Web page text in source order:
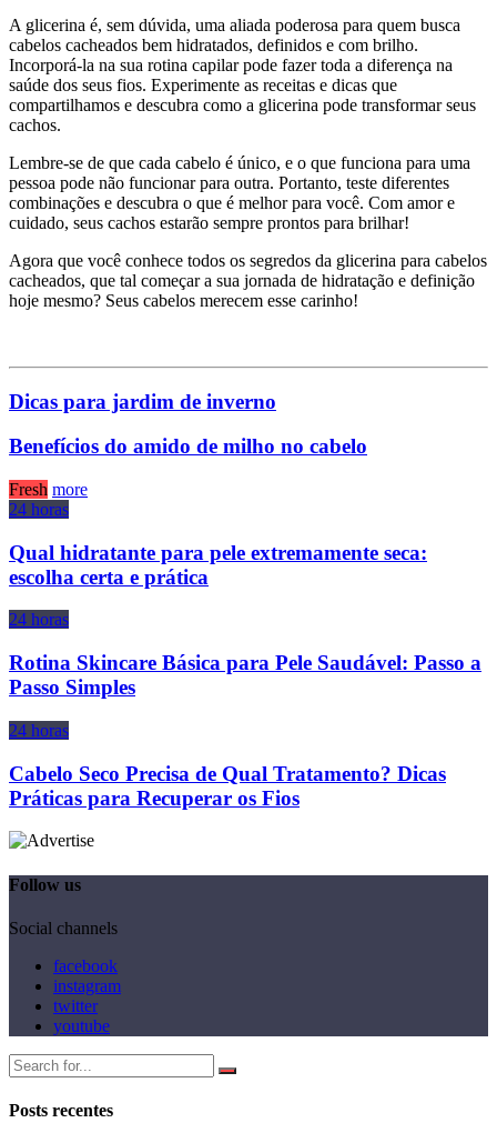
A glicerina é, sem dúvida, uma aliada poderosa para quem busca
cabelos cacheados bem hidratados, definidos e com brilho.
Incorporá-la na sua rotina capilar pode fazer toda a diferença na
saúde dos seus fios. Experimente as receitas e dicas que
compartilhamos e descubra como a glicerina pode transformar seus
cachos.
Lembre-se de que cada cabelo é único, e o que funciona para uma
pessoa pode não funcionar para outra. Portanto, teste diferentes
combinações e descubra o que é melhor para você. Com amor e
cuidado, seus cachos estarão sempre prontos para brilhar!
Agora que você conhece todos os segredos da glicerina para cabelos
cacheados, que tal começar a sua jornada de hidratação e definição
hoje mesmo? Seus cabelos merecem esse carinho!
Dicas para jardim de inverno
Benefícios do amido de milho no cabelo
Fresh more
24 horas
Qual hidratante para pele extremamente seca:
escolha certa e prática
24 horas
Rotina Skincare Básica para Pele Saudável: Passo a
Passo Simples
24 horas
Cabelo Seco Precisa de Qual Tratamento? Dicas
Práticas para Recuperar os Fios
Follow us
Social channels
facebook
instagram
twitter
youtube
Posts recentes